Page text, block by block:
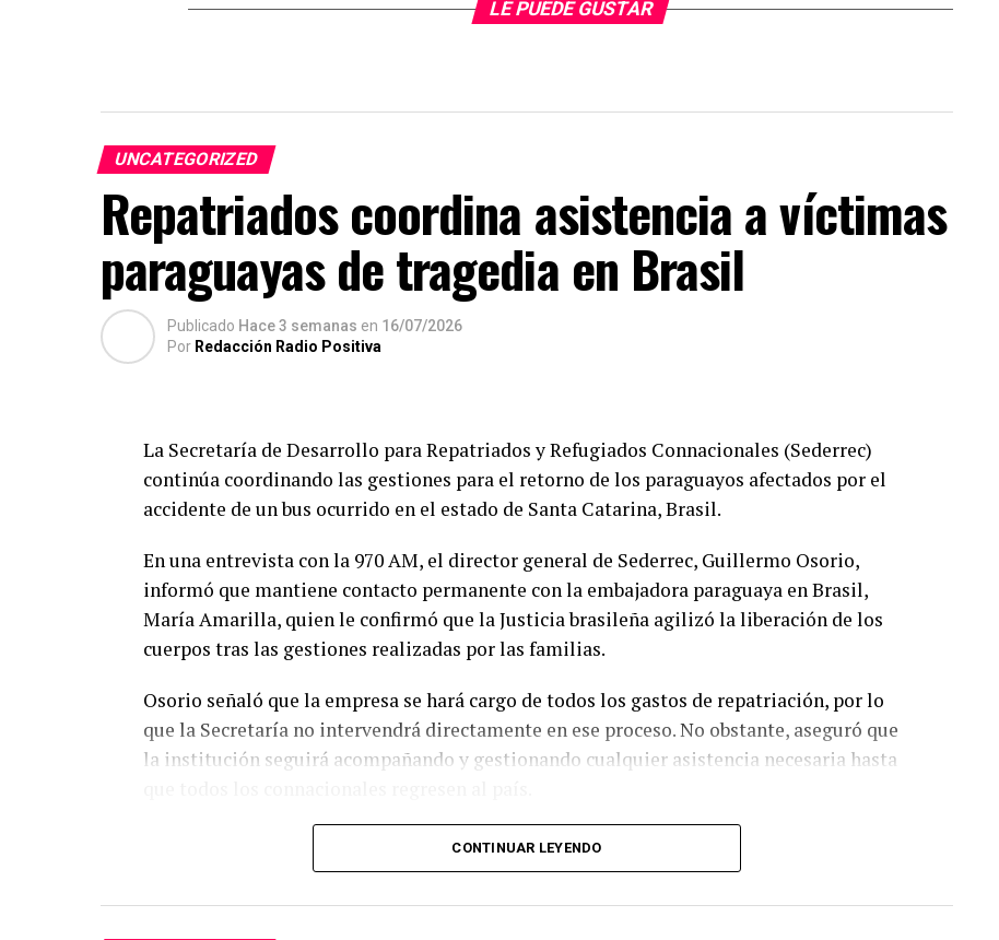
LE PUEDE GUSTAR
UNCATEGORIZED
Repatriados coordina asistencia a víctimas
paraguayas de tragedia en Brasil
Publicado Hace 3 semanas en 16/07/2026
Por Redacción Radio Positiva
La Secretaría de Desarrollo para Repatriados y Refugiados Connacionales (Sederrec)
continúa coordinando las gestiones para el retorno de los paraguayos afectados por el
accidente de un bus ocurrido en el estado de Santa Catarina, Brasil.
En una entrevista con la 970 AM, el director general de Sederrec, Guillermo Osorio,
informó que mantiene contacto permanente con la embajadora paraguaya en Brasil,
María Amarilla, quien le confirmó que la Justicia brasileña agilizó la liberación de los
cuerpos tras las gestiones realizadas por las familias.
Osorio señaló que la empresa se hará cargo de todos los gastos de repatriación, por lo
que la Secretaría no intervendrá directamente en ese proceso. No obstante, aseguró que
la institución seguirá acompañando y gestionando cualquier asistencia necesaria hasta
Asimismo, indicó que 48 pasajeros que ya recibieron el alta médica retornarán este
jueves en un bus, luego de que el viaje previsto para el miércoles fuera postergado.
Agregó que 18 personas permanecen aún en observación médica.
CONTINUAR LEYENDO